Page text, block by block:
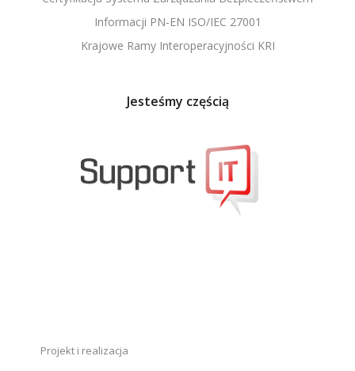
Informacji PN-EN ISO/IEC 27001
Krajowe Ramy Interoperacyjności KRI
Jesteśmy częścią
Projekt i realizacja